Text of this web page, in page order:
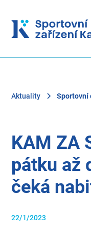
Aktuality Sportovní
KAM ZA
pátku až
čeká
22/1/2023